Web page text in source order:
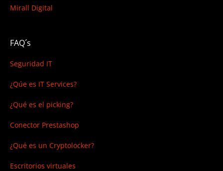
Mirall Digital
FAQ´s
Seguridad IT
¿Qúe es IT Services?
¿Qué es el picking?
Conector Prestashop
¿Qué es un Cryptolocker?
Escritorios virtuales